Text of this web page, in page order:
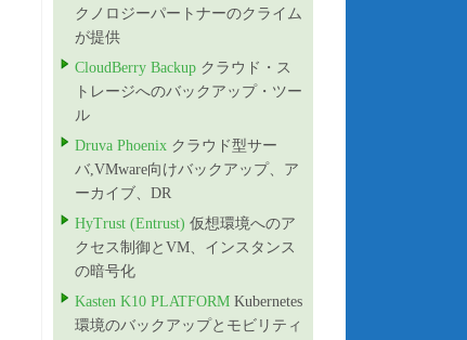
クノロジーパートナーのクライム
が提供
CloudBerry Backup クラウド・ス
トレージへのバックアップ・ツー
ル
Druva Phoenix クラウド型サー
バ,VMware向けバックアップ、ア
ーカイブ、DR
HyTrust (Entrust) 仮想環境へのア
クセス制御とVM、インスタンス
の暗号化
Kasten K10 PLATFORM Kubernetes
環境のバックアップとモビリティ